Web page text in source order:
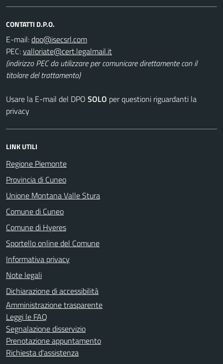
CONTATTI D.P.O.
E-mail:
PEC:
(indirizzo PEC da utilizzare per comunicare direttamente con il
titolare del trattamento)
Usare la E-mail del DPO SOLO per questioni riguardanti la
privacy
LINK UTILI
Regione Piemonte
Provincia di Cuneo
Unione Montana Valle Stura
Comune di Cuneo
Comune di Hyeres
Sportello online del Comune
Informativa privacy
Note legali
Dichiarazione di accessibilità
Amministrazione trasparente
Leggi le FAQ
Segnalazione disservizio
Prenotazione appuntamento
Richiesta d'assistenza